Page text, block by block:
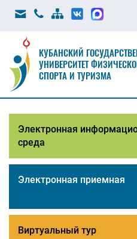
КУБАНСКИЙ
УНИВЕРСИТЕТ
СПОРТА И ТУРИЗМА
Электронная
среда
Электронная приемная
Виртуальный тур